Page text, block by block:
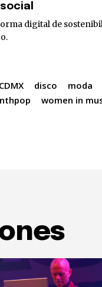
digital de
CDMX disco moda
women in